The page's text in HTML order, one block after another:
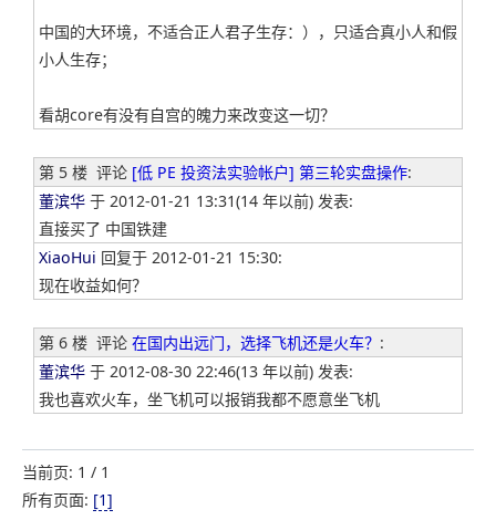
中国的大环境，不适合正人君子生存：），只适合真小人和假
小人生存；
看胡core有没有自宫的魄力来改变这一切？
第 5 楼 评论 [低 PE 投资法实验帐户] 第三轮实盘操作:
董滨华 于 2012-01-21 13:31(14 年以前) 发表:
直接买了 中国铁建
XiaoHui 回复于 2012-01-21 15:30:
现在收益如何？
第 6 楼 评论 在国内出远门，选择飞机还是火车？ :
董滨华 于 2012-08-30 22:46(13 年以前) 发表:
我也喜欢火车，坐飞机可以报销我都不愿意坐飞机
当前页: 1 / 1
所有页面: [1]